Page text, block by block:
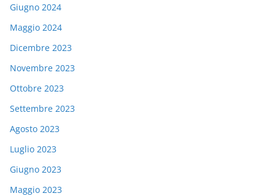
Giugno 2024
Maggio 2024
Dicembre 2023
Novembre 2023
Ottobre 2023
Settembre 2023
Agosto 2023
Luglio 2023
Giugno 2023
Maggio 2023